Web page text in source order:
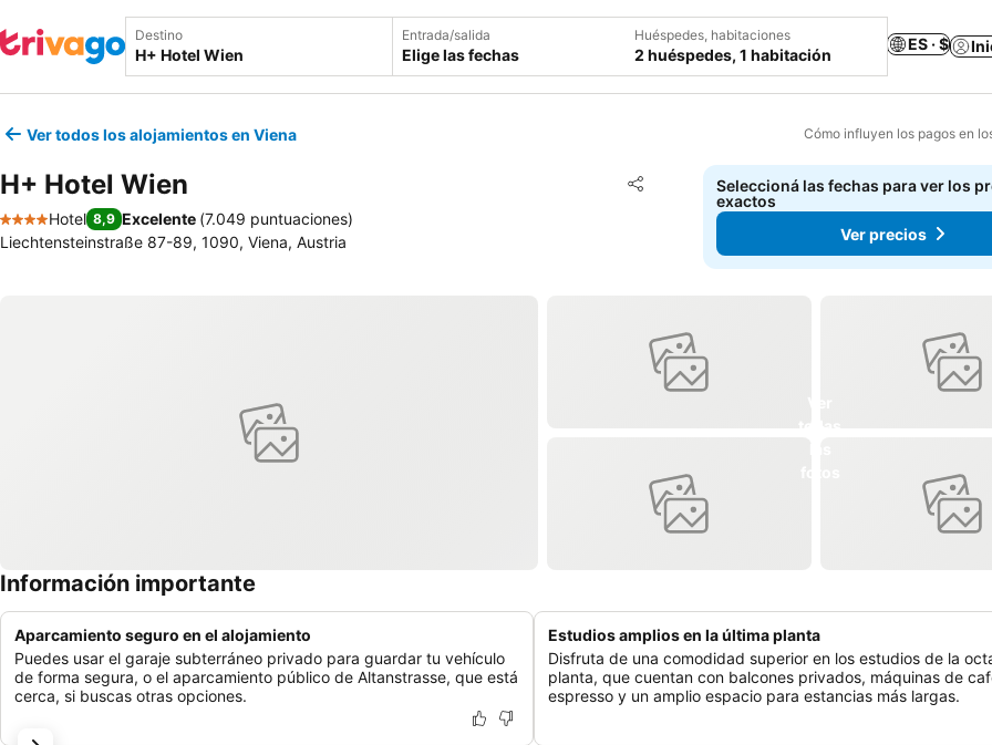
Destino Entrada/salida
Elige las fechas
Huéspedes, habitaciones
2 huéspedes, 1 habitación
ES · $
Ver todos los alojamientos en Viena Cómo influyen los pagos en
H+ Hotel Wien Compartir
Añadir a favoritos
4 Estrellas
Hotel 8,9 Excelente (7.049 puntuaciones)
Liechtensteinstraße 87-89, 1090, Viena, Austria
Seleccioná las fechas para ver los
exactos
Ver precios
Información importante
Aparcamiento seguro en el alojamiento
Puedes usar el garaje subterráneo privado para guardar tu vehículo
de forma segura, o el aparcamiento público de Altanstrasse, que está
cerca, si buscas otras opciones.
Estudios amplios en la última planta
Disfruta de una comodidad superior en los estudios de la
planta, que cuentan con balcones privados, máquinas de
espresso y un amplio espacio para estancias más largas.